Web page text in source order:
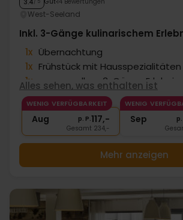
3.4/ 5
West-Seeland
Inkl. 3-Gänge kulinarischem
1x Übernachtung
1x Frühstück mit Hausspezialitäten
1x genussvollem 3-Gänge Erlebnis
∞ Gratis Internet
∞ Echte dänische Gemütlichkeit
Alles sehen, was enthalten ist
WENIG VERFÜGBARKEIT
Aug p. P.117,-
Gesamt 234,-
WENIG
Sep
Mehr anzeigen